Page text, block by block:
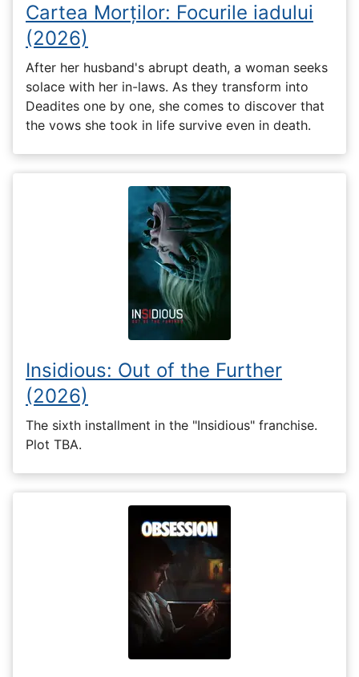
Cartea Morților: Focurile iadului
(2026)
After her husband's abrupt death, a woman seeks
solace with her in-laws. As they transform into
Deadites one by one, she comes to discover that
the vows she took in life survive even in death.
Insidious: Out of the Further
(2026)
The sixth installment in the "Insidious" franchise.
Plot TBA.